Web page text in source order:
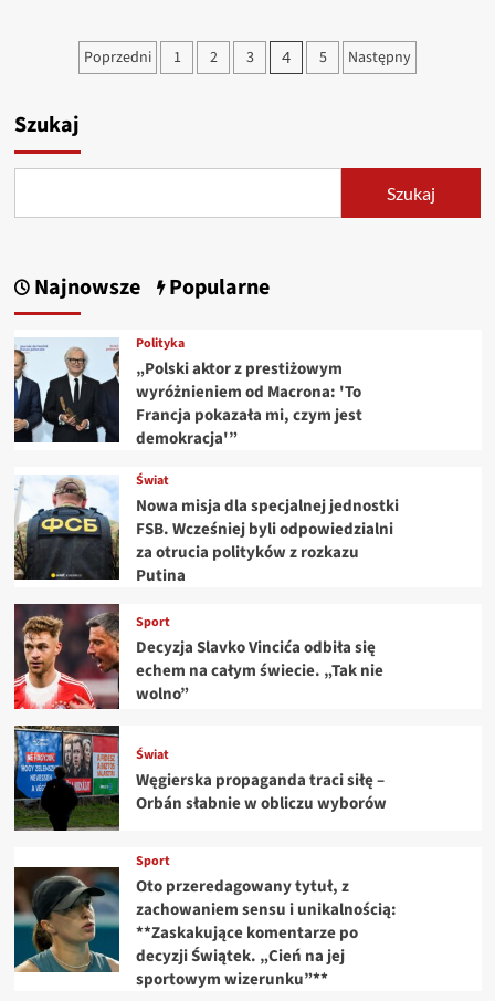
Pogoda
w
2025
Stronicowanie
Poprzedni 1 2 3 4 5 Następny
Szukaj
Szukaj
Najnowsze Popularne
Polityka
„Polski aktor z prestiżowym
wyróżnieniem od Macrona: 'To
Francja pokazała mi, czym jest
demokracja'”
Świat
Nowa misja dla specjalnej jednostki
FSB. Wcześniej byli odpowiedzialni
za otrucia polityków z rozkazu
Putina
Sport
Decyzja Slavko Vincića odbiła się
echem na całym świecie. „Tak nie
wolno”
Świat
Węgierska propaganda traci siłę –
Orbán słabnie w obliczu wyborów
Sport
Oto przeredagowany tytuł, z
zachowaniem sensu i unikalnością:
**Zaskakujące komentarze po
decyzji Świątek. „Cień na jej
sportowym wizerunku”**